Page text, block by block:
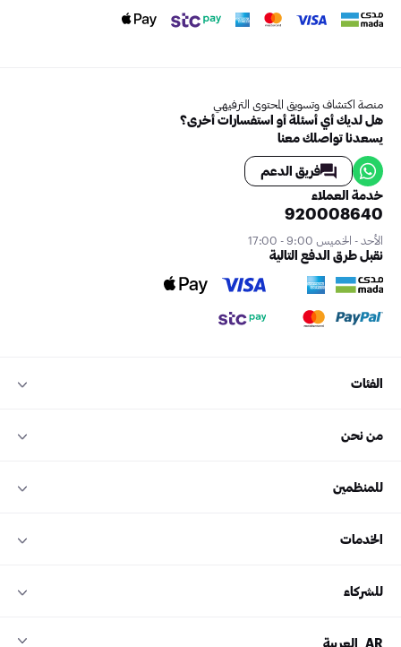
منصة اكتشاف وتسويق المحتوى الترفيهي
هل لديك أي أسئلة أو استفسارات أخرى؟
يسعدنا تواصلك معنا
فريق الدعم
خدمة العملاء
920008640
الأحد - الخميس 9:00 - 17:00
نقبل طرق الدفع التالية
الفئات
من نحن
للمنظمين
الخدمات
للشركاء
AR العربية